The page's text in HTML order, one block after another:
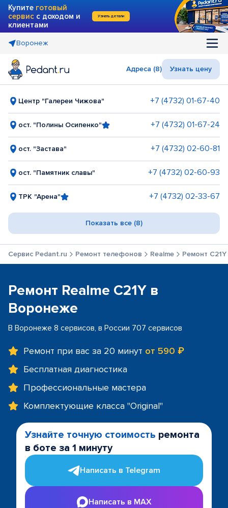
Купите готовый
сервис с доходом и
клиентами
Узнать детали
Воронеж
Адреса (8) Узнать цену
Центр "Галереи Чижова" +7 (4732) 01-67-40
ост. "Полины Осипенко" +7 (4732) 01-67-24
ост. "Застава" +7 (4732) 02-60-81
ост. "Памятник славы" +7 (4732) 02-60-93
ТРК "Арена" +7 (4732) 02-33-67
Показать все (8)
Сервис Pedant.ru Ремонт телефонов Realme Ремонт C21Y
Ремонт Realme C21Y в
Воронеже
В Воронеже 8 сервисов, в России 707 сервисов
Ремонт при вас за 20 минут от 590 ₽
Бесплатная диагностика
Профессиональные мастера
Комплектующие класса "Original"
Узнайте точную стоимость ремонта
в боте за 1 минуту
Написать в Telegram
Написать в MAX